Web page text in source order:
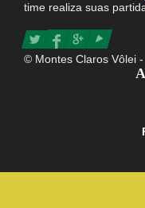
time realiza suas
Poliesportivo
maior e mais
© Montes Claros Vôlei